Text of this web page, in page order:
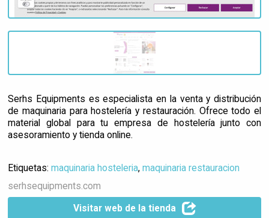
Serhs Equipments es especialista en la venta y distribución
de maquinaria para hostelería y restauración. Ofrece todo el
material global para tu empresa de hostelería junto con
asesoramiento y tienda online.
Etiquetas: maquinaria hosteleria, maquinaria restauracion
serhsequipments.com
Visitar web de la tienda